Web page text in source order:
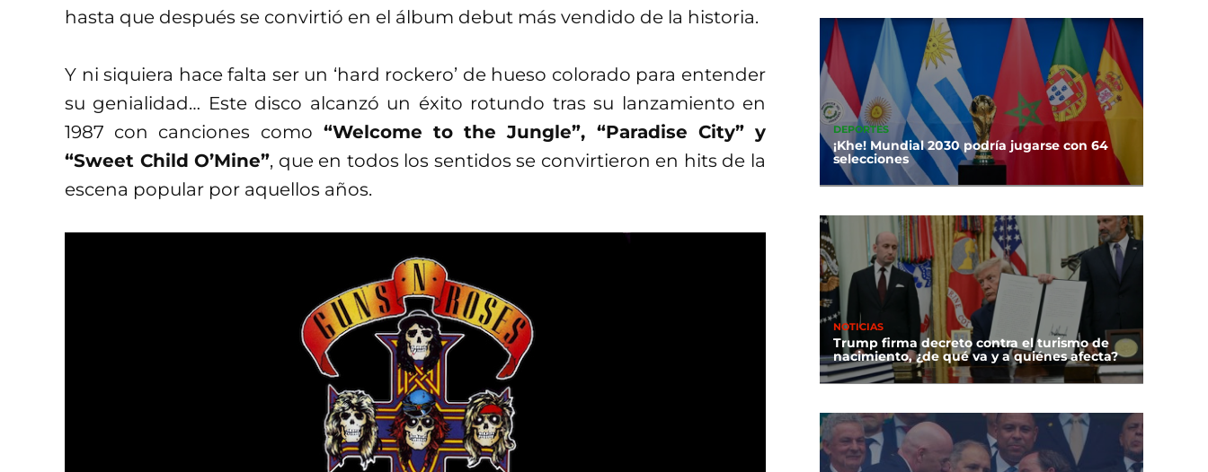
hasta que después se convirtió en el álbum debut más vendido de la historia.
Y ni siquiera hace falta ser un ‘hard rockero’ de hueso colorado para entender
su genialidad… Este disco alcanzó un éxito rotundo tras su lanzamiento en
1987 con canciones como “Welcome to the Jungle”, “Paradise City” y
“Sweet Child O’Mine”, que en todos los sentidos se convirtieron en hits de la
escena popular por aquellos años.
DEPORTES
¡Khe! Mundial 2030 podría jugarse con 64
selecciones
NOTICIAS
Trump firma decreto contra el turismo de
nacimiento, ¿de qué va y a quiénes afecta?